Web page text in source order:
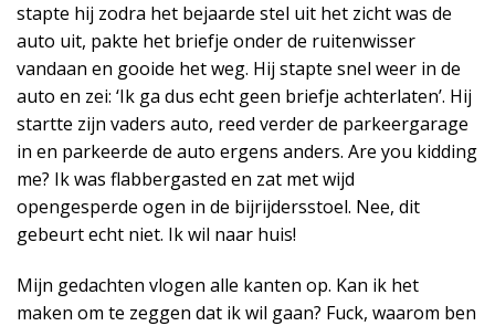
stapte hij zodra het bejaarde stel uit het zicht was de
auto uit, pakte het briefje onder de ruitenwisser
vandaan en gooide het weg. Hij stapte snel weer in de
auto en zei: ‘Ik ga dus echt geen briefje achterlaten’. Hij
startte zijn vaders auto, reed verder de parkeergarage
in en parkeerde de auto ergens anders. Are you kidding
me? Ik was flabbergasted en zat met wijd
opengesperde ogen in de bijrijdersstoel. Nee, dit
gebeurt echt niet. Ik wil naar huis!
Mijn gedachten vlogen alle kanten op. Kan ik het
maken om te zeggen dat ik wil gaan? Fuck, waarom ben